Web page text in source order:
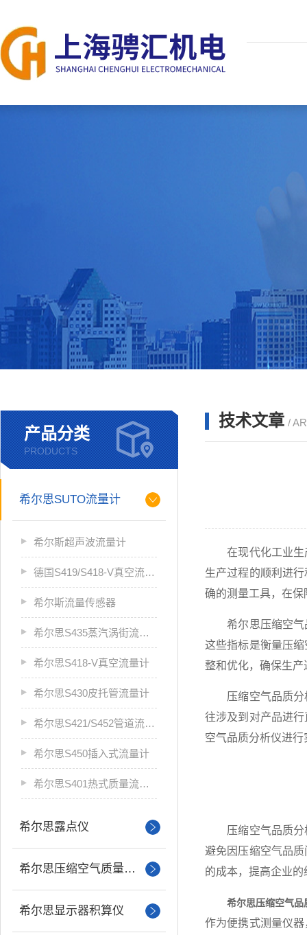
产品分类
PRODUCTS
希尔思SUTO流量计
希尔斯超声波流量计
德国S419/S418-V真空流量计
希尔斯流量传感器
希尔思S435蒸汽涡街流量计
希尔思S418-V真空流量计
希尔思S430皮托管流量计
希尔思S421/S452管道流量计
希尔思S450插入式流量计
希尔思S401热式质量流量计
希尔思露点仪
希尔思压缩空气质量分析
希尔思显示器积算仪
技术文章 /
在现代化工业生产
生产过程的顺利进
确的测量工具，在
希尔思压缩空气品
这些指标是衡量压
整和优化，确保生
压缩空气品质分析
往涉及到对产品进
空气品质分析仪进
压缩空气品质分析
避免因压缩空气品
的成本，提高企业的
希尔思压缩空气品
作为便携式测量仪